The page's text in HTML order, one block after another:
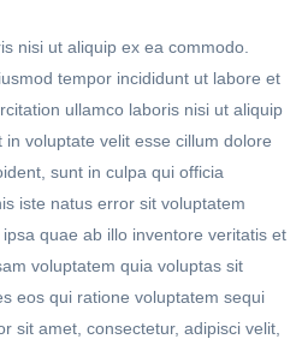
nisi ut aliquip ex ea commodo.
tempor incididunt ut labore et
ullamco laboris nisi ut aliquip
voluptate velit esse cillum dolore
sunt in culpa qui officia
iste natus error sit voluptatem
quae ab illo inventore veritatis et
voluptatem quia voluptas sit
eos qui ratione voluptatem sequi
sit amet, consectetur, adipisci velit,